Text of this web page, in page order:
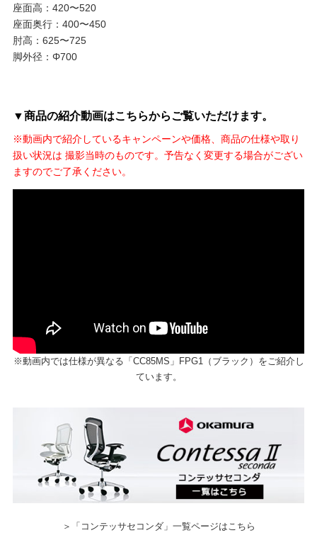
座面高：420〜520
座面奥行：400〜450
肘高：625〜725
脚外径：Φ700
▼商品の紹介動画はこちらからご覧いただけます。
※動画内で紹介しているキャンペーンや価格、商品の仕様や取り
扱い状況は 撮影当時のものです。予告なく変更する場合がござい
ますのでご了承ください。
※動画内では仕様が異なる「CC85MS」FPG1（ブラック）をご紹介し
ています。
＞「コンテッサセコンダ」一覧ページはこちら